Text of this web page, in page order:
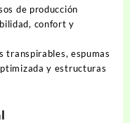
de producción
confort y
transpirables, espumas
y estructuras